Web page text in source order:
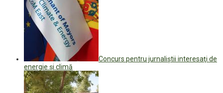
Concurs pentru jurnaliştii interesaţi de
energie şi climă